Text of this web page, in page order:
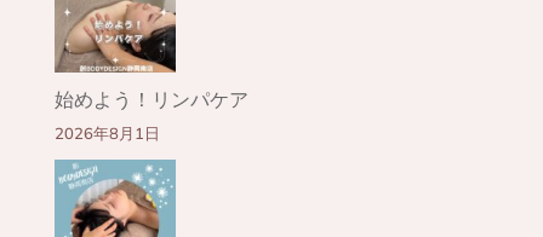
始めよう！リンパケア
2026年8月1日